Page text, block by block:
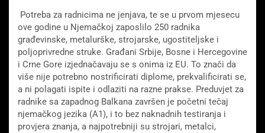
Potreba za radnicima ne jenjava, te se u prvom mjesecu
ove godine u Njemačkoj zaposlilo 250 radnika
građevinske, metalurške, strojarske, ugostiteljske i
poljoprivredne struke. Građani Srbije, Bosne i Hercegovine
i Crne Gore izjednačavaju se s onima iz EU. To znači da
više nije potrebno nostrificirati diplome, prekvalificirati se,
a ni polagati ispite i odlaziti na razne prakse. Preduvjet za
radnike sa zapadnog Balkana završen je početni tečaj
njemačkog jezika (A1), i to bez naknadnih testiranja i
provjera znanja, a najpotrebniji su strojari, metalci,